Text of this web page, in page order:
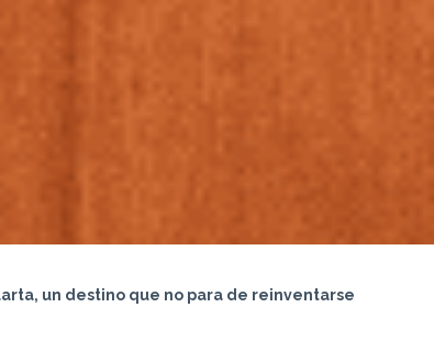
un destino que no para de reinventarse